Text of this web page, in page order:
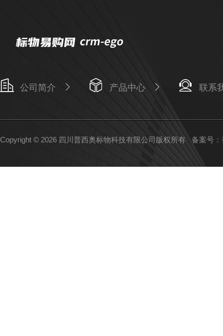
公司简介 产品中心 联系
Copyright © 2026 四川普西奥标物科技有限公司版权所有 备案号：